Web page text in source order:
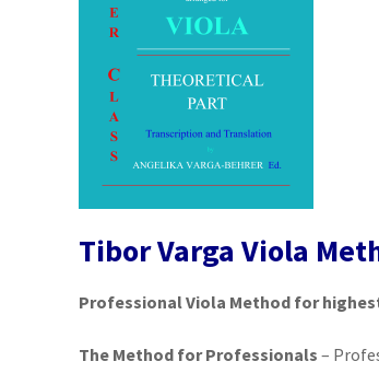
Tibor Varga Viola
Professional Viola Method for
The Method for Professionals –